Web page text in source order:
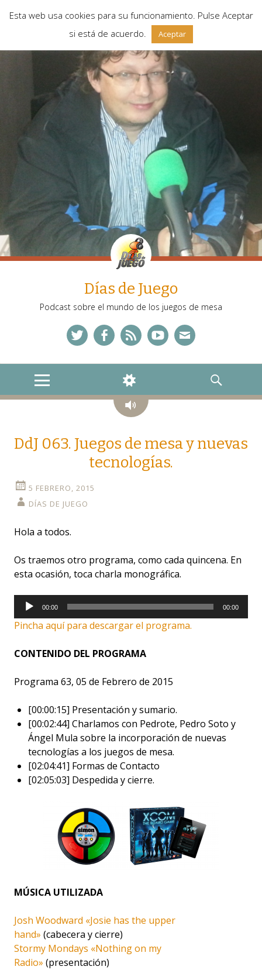
Días de Juego
Podcast sobre el mundo de los juegos de mesa
MENU
WIDGETS
SEARCH
Audio
DdJ 063. Juegos de mesa y nuevas
tecnologías.
5 FEBRERO, 2015
DÍAS DE JUEGO
Hola a todos.
Os traemos otro programa, como cada quincena. En
esta ocasión, toca charla monográfica.
Reproductor
de
audio
00:00 00:00
Pincha aquí para descargar el programa.
CONTENIDO DEL PROGRAMA
Programa 63, 05 de Febrero de 2015
[00:00:15] Presentación y sumario.
[00:02:44] Charlamos con Pedrote, Pedro Soto y
Ángel Mula sobre la incorporación de nuevas
tecnologías a los juegos de mesa.
[02:04:41] Formas de Contacto
[02:05:03] Despedida y cierre.
MÚSICA UTILIZADA
Josh Woodward «Josie has the upper
hand» (cabecera y cierre)
Stormy Mondays «Nothing on my
Radio» (presentación)
Esta web usa cookies para su funcionamiento. Pulse Aceptar
si está de acuerdo.
Aceptar